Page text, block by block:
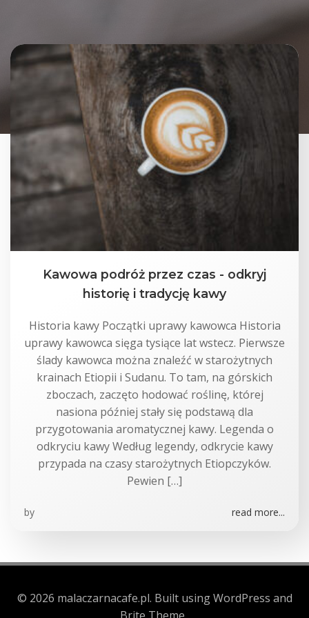
Kawowa podróż przez czas - odkryj
historię i tradycję kawy
Historia kawy Początki uprawy kawowca Historia
uprawy kawowca sięga tysiące lat wstecz. Pierwsze
ślady kawowca można znaleźć w starożytnych
krainach Etiopii i Sudanu. To tam, na górskich
zboczach, zaczęto hodować roślinę, której
nasiona później stały się podstawą dla
przygotowania aromatycznej kawy. Legenda o
odkryciu kawy Według legendy, odkrycie kawy
przypada na czasy starożytnych Etiopczyków.
Pewien […]
by read more...
© 2026 malaczarnacafe.pl. Built using WordPress and